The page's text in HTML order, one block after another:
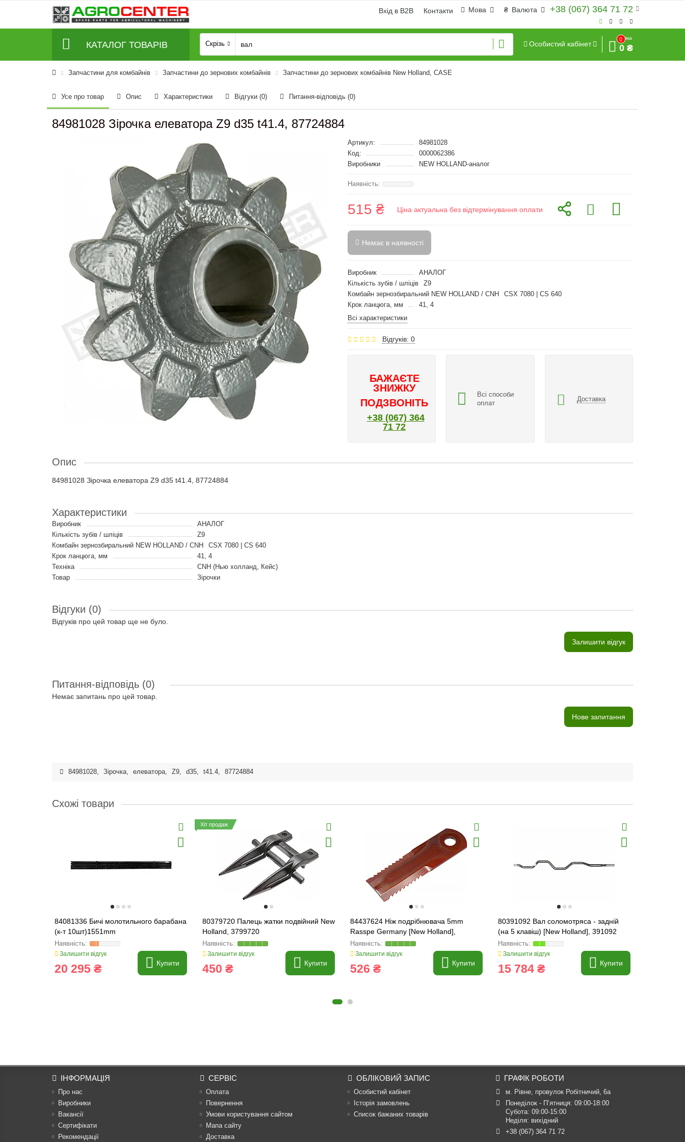
+38 (067) 364 71 72
₴ Валюта
Мова
Вхід в B2B Контакти
КАТАЛОГ ТОВАРІВ Скрізь Особистий кабінет
0
Сума
0 ₴
Запчастини для комбайнів Запчастини до зернових комбайнів Запчастини до зернових комбайнів New Holland, CASE
Усе про товар Опис Характеристики Відгуки (0) Питання-відповідь (0)
84981028 Зірочка елеватора Z9 d35 t41.4, 87724884
Артикул:
84981028
Код:
0000062386
Виробники
NEW HOLLAND-аналог
515 ₴ Ціна актуальна без відтермінування оплати
Немає в наявності
Виробник
АНАЛОГ
Кількість зубів / шліців
Z9
Комбайн зернозбиральний NEW HOLLAND / CNH
CSX 7080 | CS 640
Крок ланцюга, мм
41, 4
Всі характеристики
Відгуків: 0
БАЖАЄТЕ
ЗНИЖКУ
ПОДЗВОНІТЬ
+38 (067) 364
71 72
Всі способи
оплат
Доставка
Опис
84981028 Зірочка елеватора Z9 d35 t41.4, 87724884
Характеристики
Виробник
АНАЛОГ
Кількість зубів / шліців
Z9
Комбайн зернозбиральний NEW HOLLAND / CNH
CSX 7080 | CS 640
Крок ланцюга, мм
41, 4
Техніка
CNH (Нью холланд, Кейс)
Товар
Зірочки
Відгуки (0)
Відгуків про цей товар ще не було.
Залишити відгук
Питання-відповідь (0)
Немає запитань про цей товар.
Нове запитання
84981028, Зірочка, елеватора, Z9, d35, t41.4, 87724884
Схожі товари
84081336 Бичі молотильного барабана
(к-т 10шт)1551mm
Залишити відгук
20 295 ₴ Купити
Хіт продаж
80379720 Палець жатки подвійний New
Holland, 3799720
Залишити відгук
450 ₴ Купити
84437624 Ніж подрібнювача 5mm
Rasspe Germany [New Holland],
42228.10
Залишити відгук
526 ₴ Купити
80391092 Вал соломотряса - задній
(на 5 клавіш) [New Holland], 391092
Залишити відгук
15 784 ₴ Купити
ІНФОРМАЦІЯ
Про нас
Виробники
Вакансії
Сертифікати
Рекомендації
СЕРВІС
Оплата
Повернення
Умови користування сайтом
Мапа сайту
Доставка
ОБЛІКОВИЙ ЗАПИС
Особистий кабінет
Історія замовлень
Список бажаних товарів
ГРАФІК РОБОТИ
м. Рівне, провулок Робітничий, 6а
Понеділок - П’ятниця: 09:00-18:00
Субота: 09:00-15:00
Неділя: вихідний
+38 (067) 364 71 72